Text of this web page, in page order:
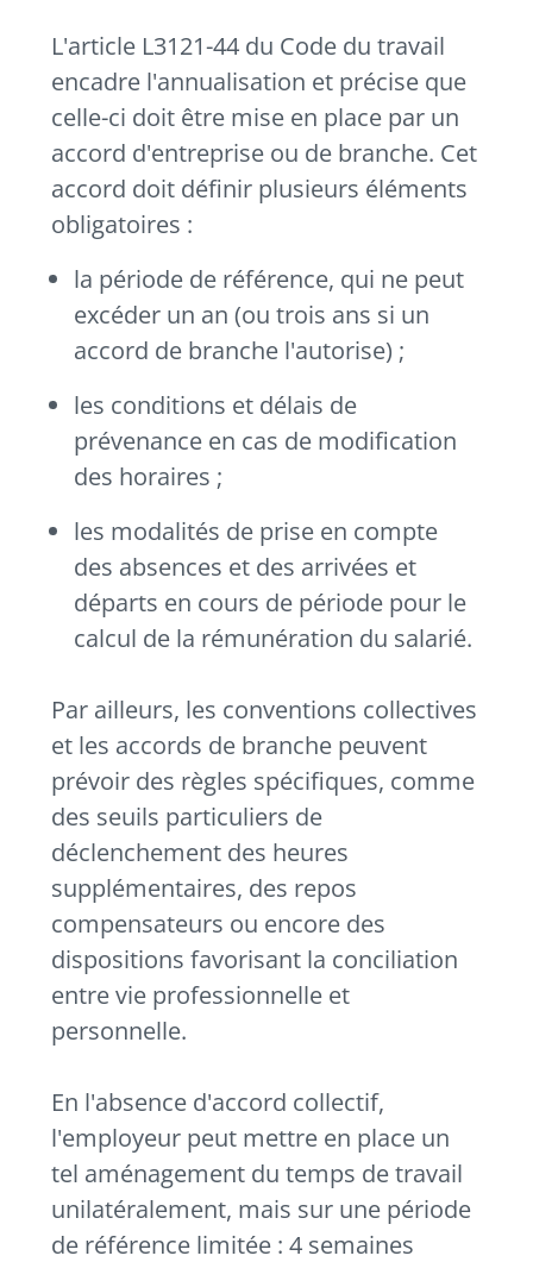
L'article L3121-44 du Code du travail
encadre l'annualisation et précise que
celle-ci doit être mise en place par un
accord d'entreprise ou de branche. Cet
accord doit définir plusieurs éléments
obligatoires :
la période de référence, qui ne peut
excéder un an (ou trois ans si un
accord de branche l'autorise) ;
les conditions et délais de
prévenance en cas de modification
des horaires ;
les modalités de prise en compte
des absences et des arrivées et
départs en cours de période pour le
calcul de la rémunération du salarié.
Par ailleurs, les conventions collectives
et les accords de branche peuvent
prévoir des règles spécifiques, comme
des seuils particuliers de
déclenchement des heures
supplémentaires, des repos
compensateurs ou encore des
dispositions favorisant la conciliation
entre vie professionnelle et
personnelle.
En l'absence d'accord collectif,
l'employeur peut mettre en place un
tel aménagement du temps de travail
unilatéralement, mais sur une période
de référence limitée : 4 semaines